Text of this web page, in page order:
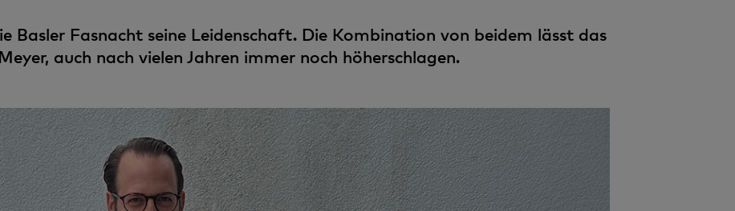
Basler Fasnacht seine Leidenschaft. Die Kombination von beidem lässt das
auch nach vielen Jahren immer noch höherschlagen.